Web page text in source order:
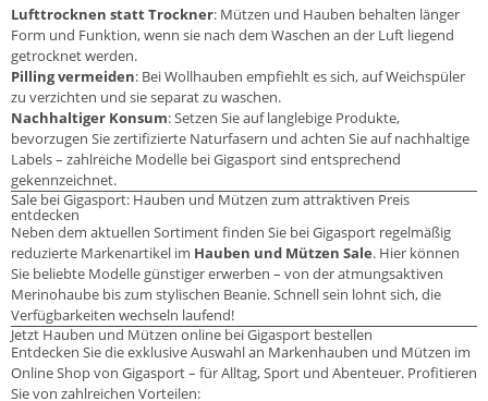
Lufttrocknen statt Trockner: Mützen und Hauben behalten länger
Form und Funktion, wenn sie nach dem Waschen an der Luft liegend
getrocknet werden.
Pilling vermeiden: Bei Wollhauben empfiehlt es sich, auf Weichspüler
zu verzichten und sie separat zu waschen.
Nachhaltiger Konsum: Setzen Sie auf langlebige Produkte,
bevorzugen Sie zertifizierte Naturfasern und achten Sie auf nachhaltige
Labels – zahlreiche Modelle bei Gigasport sind entsprechend
gekennzeichnet.
Sale bei Gigasport: Hauben und Mützen zum attraktiven Preis
entdecken
Neben dem aktuellen Sortiment finden Sie bei Gigasport regelmäßig
reduzierte Markenartikel im Hauben und Mützen Sale. Hier können
Sie beliebte Modelle günstiger erwerben – von der atmungsaktiven
Merinohaube bis zum stylischen Beanie. Schnell sein lohnt sich, die
Verfügbarkeiten wechseln laufend!
Jetzt Hauben und Mützen online bei Gigasport bestellen
Entdecken Sie die exklusive Auswahl an Markenhauben und Mützen im
Online Shop von Gigasport – für Alltag, Sport und Abenteuer. Profitieren
Sie von zahlreichen Vorteilen: